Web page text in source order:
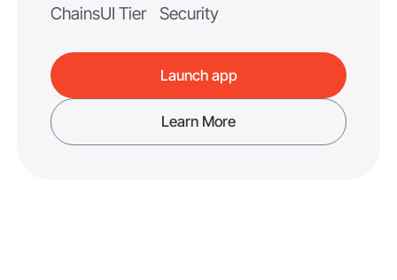
ChainsUI Tier Security
Launch app
Learn More